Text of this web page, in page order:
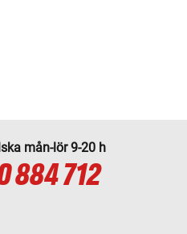
mån-lör 9-20 h
884 712